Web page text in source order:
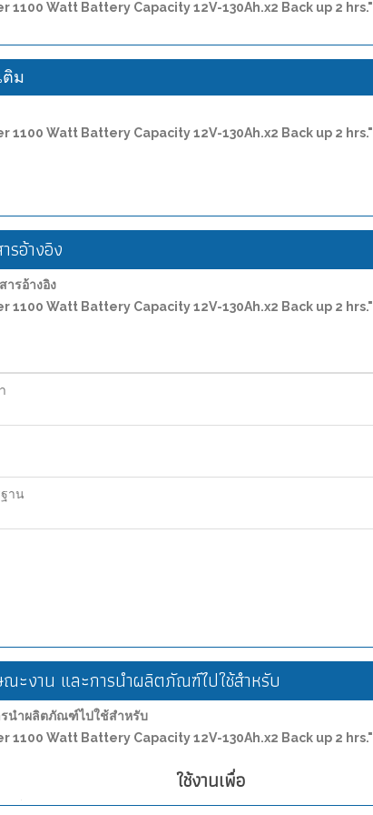
1100 Watt Battery Capacity 12V-130Ah.x2 Back up 2 hrs."
ติม
1100 Watt Battery Capacity 12V-130Ah.x2 Back up 2 hrs."
รอ้างอิง
ารอ้างอิง
1100 Watt Battery Capacity 12V-130Ah.x2 Back up 2 hrs."
าน
ณะงาน และการนำผลิตภัณฑ์ไปใช้สำหรับ
รนำผลิตภัณฑ์ไปใช้สำหรับ
1100 Watt Battery Capacity 12V-130Ah.x2 Back up 2 hrs."
ใช้งานเพื่อ